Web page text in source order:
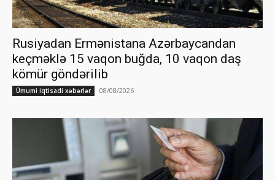
Rusiyadan Ermənistana Azərbaycandan
keçməklə 15 vaqon buğda, 10 vaqon daş
kömür göndərilib
Ümumi iqtisadi xəbərlər 08/08/2026